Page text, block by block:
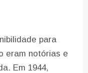
para
eram notórias e
Em 1944,